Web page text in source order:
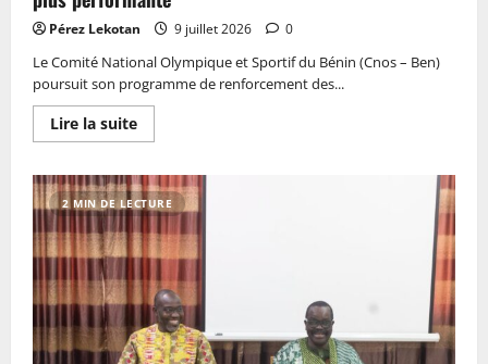
Pérez Lekotan 9 juillet 2026 0
Le Comité National Olympique et Sportif du Bénin (Cnos – Ben)
poursuit son programme de renforcement des...
Lire la suite
2 MIN DE LECTURE